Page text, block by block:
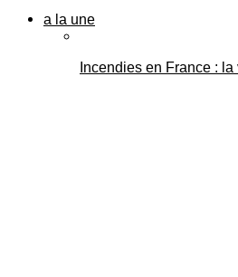
a la une
Incendies en France :